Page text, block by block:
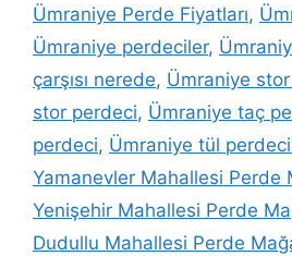
Ümraniye Perde Fiyatları,
Ümraniye perdeciler,
çarşısı nerede, Ümraniye
stor perdeci, Ümraniye taç
perdeci, Ümraniye tül
Yamanevler Mahallesi Perde
Yenişehir Mahallesi Perde
Dudullu Mahallesi Perde